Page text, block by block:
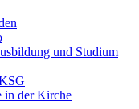
und Studium
in der Kirche